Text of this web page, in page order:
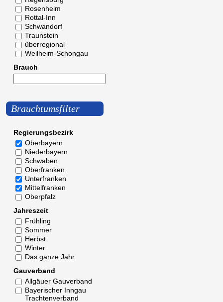
Rosenheim
Rottal-Inn
Schwandorf
Traunstein
überregional
Weilheim-Schongau
Brauch
Brauchtumsfilter
Regierungsbezirk
Oberbayern
Niederbayern
Schwaben
Oberfranken
Unterfranken
Mittelfranken
Oberpfalz
Jahreszeit
Frühling
Sommer
Herbst
Winter
Das ganze Jahr
Gauverband
Allgäuer Gauverband
Bayerischer Inngau
Trachtenverband